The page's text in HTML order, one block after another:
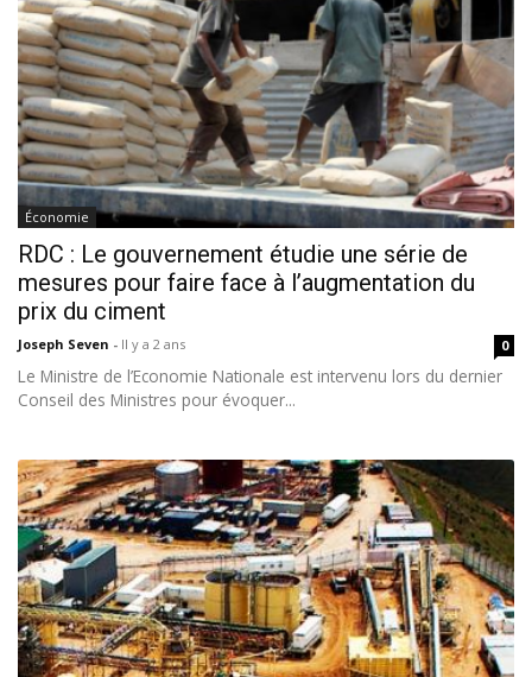
Économie
RDC : Le gouvernement étudie une série de
mesures pour faire face à l’augmentation du
prix du ciment
Joseph Seven - Il y a 2 ans 0
Le Ministre de l’Economie Nationale est intervenu lors du dernier
Conseil des Ministres pour évoquer...